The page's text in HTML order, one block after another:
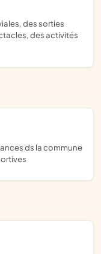
des activités